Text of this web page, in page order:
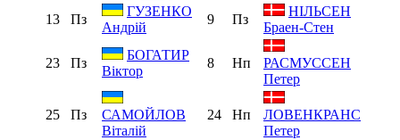
13 Пз
ГУЗЕНКО
Андрій
9 Пз
НІЛЬСЕН
Браен-Стен
23 Пз
БОГАТИР
Віктор
8 Нп
РАСМУССЕН
Петер
25 Пз
САМОЙЛОВ
Віталій
24 Нп
ЛОВЕНКРАНС
Петер